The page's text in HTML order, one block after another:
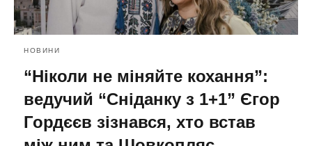
НОВИНИ
“Ніколи не міняйте кохання”:
ведучий “Сніданку з 1+1” Єгор
Гордєєв зізнався, хто встав